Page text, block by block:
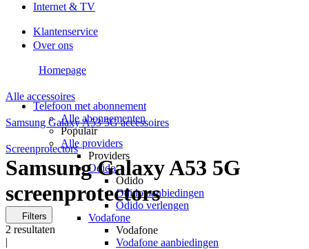
Internet & TV
Klantenservice
Over ons
Telefoon met abonnement
Alle abonnementen
Populair
Alle providers
Providers
Odido
Odido
Odido aanbiedingen
Odido verlengen
Vodafone
Vodafone
Vodafone aanbiedingen
Homepage
Alle accessoires
Samsung Galaxy A53 5G accessoires
Screenprotectors
Samsung Galaxy A53 5G
screenprotectors
Filters
2 resultaten
|